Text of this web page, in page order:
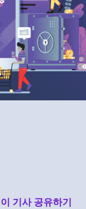
이 기사 공유하기